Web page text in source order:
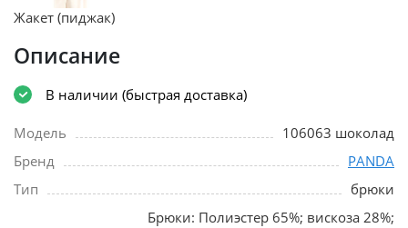
Жакет (пиджак)
Описание
В наличии (быстрая доставка)
Модель
106063 шоколад
Бренд
PANDA
Тип
брюки
Брюки: Полиэстер 65%; вискоза 28%;